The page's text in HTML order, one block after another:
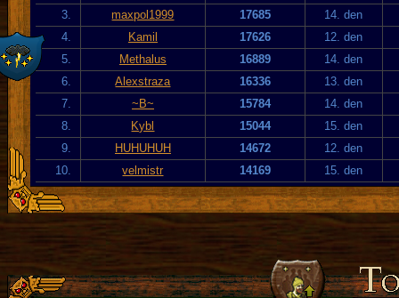
3.
maxpol1999 17685
14. den
4.
Kamil 17626
12. den
5.
Methalus 16889
14. den
6.
Alexstraza 16336
13. den
7.
~B~ 15784
14. den
8.
Kybl 15044
15. den
9.
HUHUHUH 14672
12. den
10.
velmistr 14169 15. den